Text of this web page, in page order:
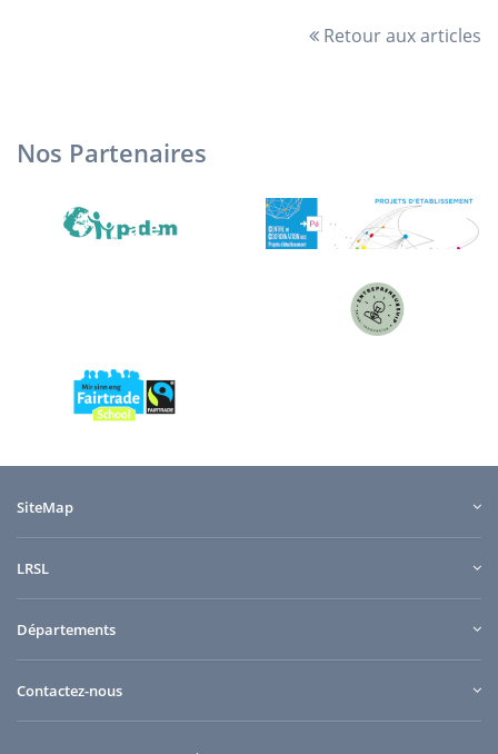
Retour aux articles
Nos Partenaires
SiteMap
LRSL
Départements
Contactez-nous